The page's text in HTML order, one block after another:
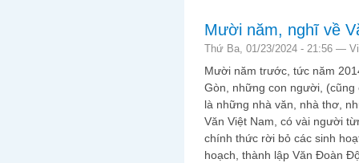
Mười năm, nghĩ về
Thứ Ba, 01/23/2024 - 21:56 —
Mười năm trước, tức năm
Gòn, những con người,
là những nhà văn, nhà thơ,
Văn Việt Nam, có vài người
chính thức rời bỏ các sinh
hoạch, thành lập Văn Đoàn